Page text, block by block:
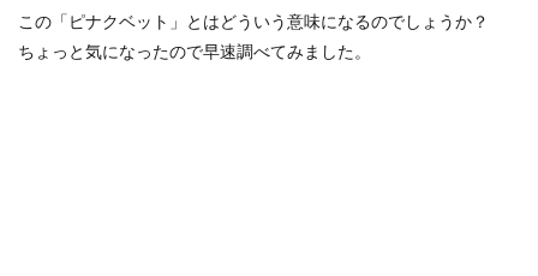
この「ピナクベット」とはどういう意味になるのでしょうか？
ちょっと気になったので早速調べてみました。